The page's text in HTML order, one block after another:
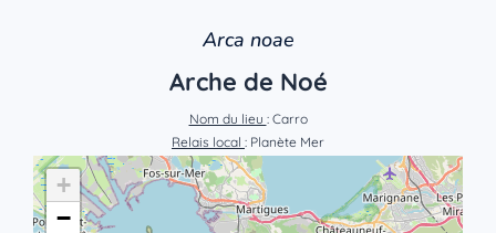
Arca noae
Arche de Noé
Nom du lieu : Carro
Relais local : Planète Mer
+
−